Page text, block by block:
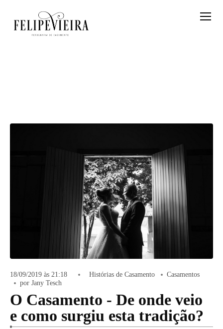
18/09/2019 às 21:18 Histórias de Casamento
Casamentos
por Jany Tesch
O Casamento - De onde veio
e como surgiu esta tradição?